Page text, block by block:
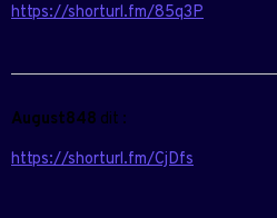
https://shorturl.fm/85q3P
August848 dit :
https://shorturl.fm/CjDfs